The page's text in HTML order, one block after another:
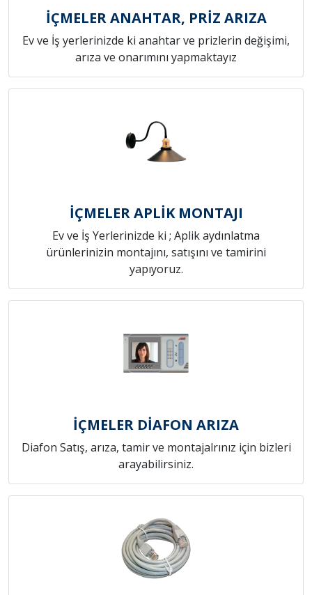
İÇMELER ANAHTAR, PRİZ ARIZA
Ev ve İş yerlerinizde ki anahtar ve prizlerin değişimi,
arıza ve onarımını yapmaktayız
İÇMELER APLİK MONTAJI
Ev ve İş Yerlerinizde ki ; Aplik aydınlatma
ürünlerinizin montajını, satışını ve tamirini
yapıyoruz.
İÇMELER DİAFON ARIZA
Diafon Satış, arıza, tamir ve montajalrınız için bizleri
arayabilirsiniz.